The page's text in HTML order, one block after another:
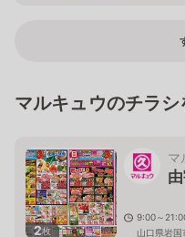
マルキュウのチラシ
2枚
マ
9:00～
山口県岩